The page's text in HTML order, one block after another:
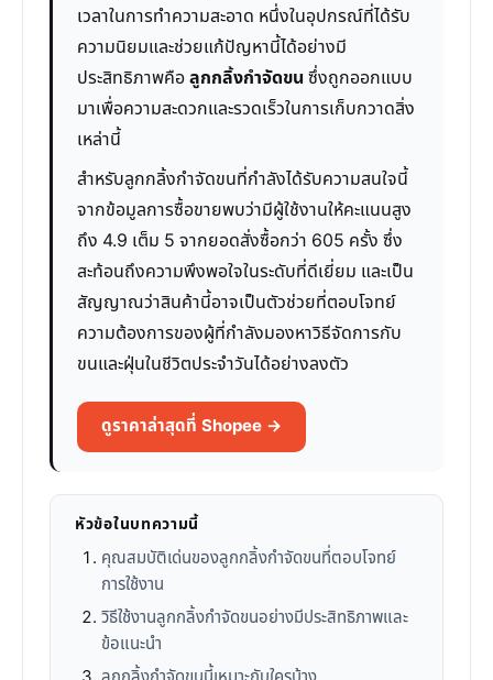
เวลาในการทำความสะอาด หนึ่งในอุปกรณ์ที่ได้รับ
ความนิยมและช่วยแก้ปัญหานี้ได้อย่างมี
ประสิทธิภาพคือลูกกลิ้งกำจัดขน ซึ่งถูกออกแบบ
มาเพื่อความสะดวกและรวดเร็วในการเก็บกวาดสิ่ง
เหล่านี้
สำหรับลูกกลิ้งกำจัดขนที่กำลังได้รับความสนใจนี้
จากข้อมูลการซื้อขายพบว่ามีผู้ใช้งานให้คะแนนสูง
ถึง 4.9 เต็ม 5 จากยอดสั่งซื้อกว่า 605 ครั้ง ซึ่ง
สะท้อนถึงความพึงพอใจในระดับที่ดีเยี่ยม และเป็น
สัญญาณว่าสินค้านี้อาจเป็นตัวช่วยที่ตอบโจทย์
ความต้องการของผู้ที่กำลังมองหาวิธีจัดการกับ
ขนและฝุ่นในชีวิตประจำวันได้อย่างลงตัว
ดูราคาล่าสุดที่ Shopee →
หัวข้อในบทความนี้
คุณสมบัติเด่นของลูกกลิ้งกำจัดขนที่ตอบโจทย์
การใช้งาน
วิธีใช้งานลูกกลิ้งกำจัดขนอย่างมีประสิทธิภาพและ
ข้อแนะนำ